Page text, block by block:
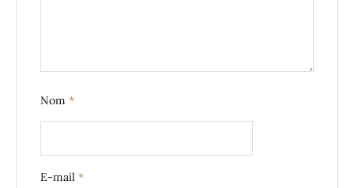
Nom *
E-mail *